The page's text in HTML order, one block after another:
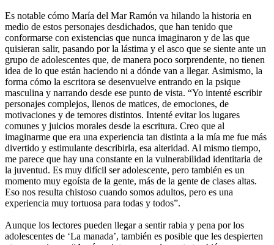
Es notable cómo María del Mar Ramón va hilando la historia en
medio de estos personajes desdichados, que han tenido que
conformarse con existencias que nunca imaginaron y de las que
quisieran salir, pasando por la lástima y el asco que se siente ante un
grupo de adolescentes que, de manera poco sorprendente, no tienen
idea de lo que están haciendo ni a dónde van a llegar. Asimismo, la
forma cómo la escritora se desenvuelve entrando en la psique
masculina y narrando desde ese punto de vista. “Yo intenté escribir
personajes complejos, llenos de matices, de emociones, de
motivaciones y de temores distintos. Intenté evitar los lugares
comunes y juicios morales desde la escritura. Creo que al
imaginarme que era una experiencia tan distinta a la mía me fue más
divertido y estimulante describirla, esa alteridad. Al mismo tiempo,
me parece que hay una constante en la vulnerabilidad identitaria de
la juventud. Es muy difícil ser adolescente, pero también es un
momento muy egoísta de la gente, más de la gente de clases altas.
Eso nos resulta chistoso cuando somos adultos, pero es una
experiencia muy tortuosa para todas y todos”.
Aunque los lectores pueden llegar a sentir rabia y pena por los
adolescentes de ‘La manada’, también es posible que les despierten